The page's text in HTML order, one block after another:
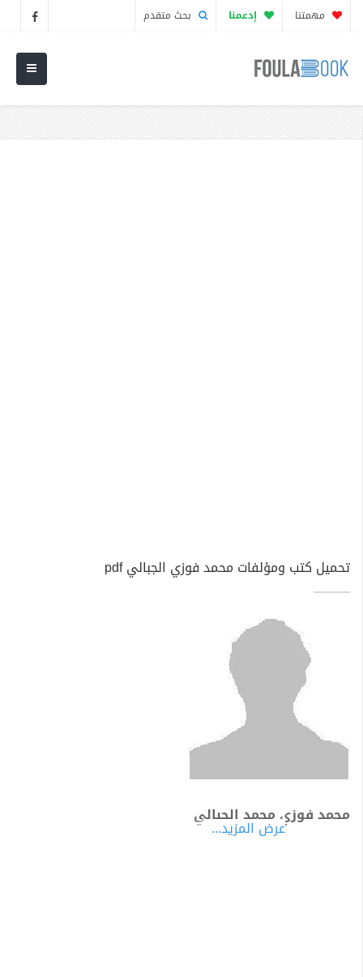
مهمتنا إدعمنا بحث متقدم
تحميل كتب ومؤلفات محمد فوزي الجبالي pdf
محمد فوزي محمد الجبالي
عرض المزيد...